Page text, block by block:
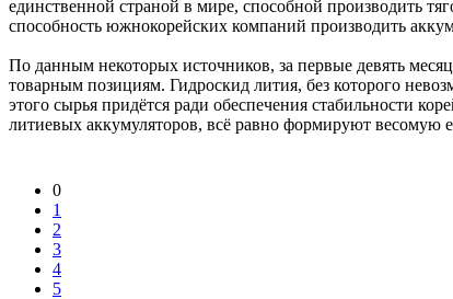
единственной страной в мире, способной производить
способность южнокорейских компаний производить
По данным некоторых источников, за первые девять
товарным позициям. Гидроскид лития, без которого
этого сырья придётся ради обеспечения стабильности
литиевых аккумуляторов, всё равно формируют весомую
0
1
2
3
4
5